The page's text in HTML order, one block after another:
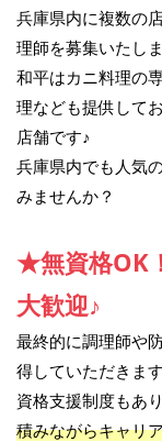
兵庫県内に複数の
理師を募集いたし
和平はカニ料理の
理なども提供して
店舗です♪
兵庫県内でも人気
みませんか？
★無資格OK
大歓迎♪
最終的に調理師や
得していただきま
資格支援制度もあ
積みながらキャリ